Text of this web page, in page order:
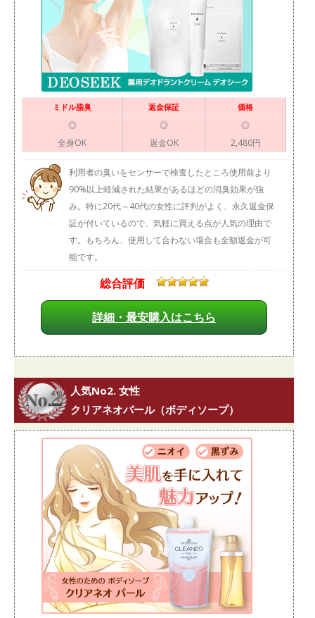
ミドル脂臭 返金保証 価格
◎
全身OK
◎
返金OK
◎
2,480円
利用者の臭いをセンサーで検査したところ使用前より
90%以上軽減された結果があるほどの消臭効果が強
み。特に20代～40代の女性に評判がよく、永久返金保
証が付いているので、気軽に買える点が人気の理由で
す。もちろん、使用して合わない場合も全額返金が可
能です。
総合評価
詳細・最安購入はこちら
人気No2. 女性
クリアネオパール（ボディソープ）